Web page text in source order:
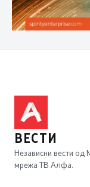
ВЕСТИ
Независни вести од
мрежа ТВ Алфа.